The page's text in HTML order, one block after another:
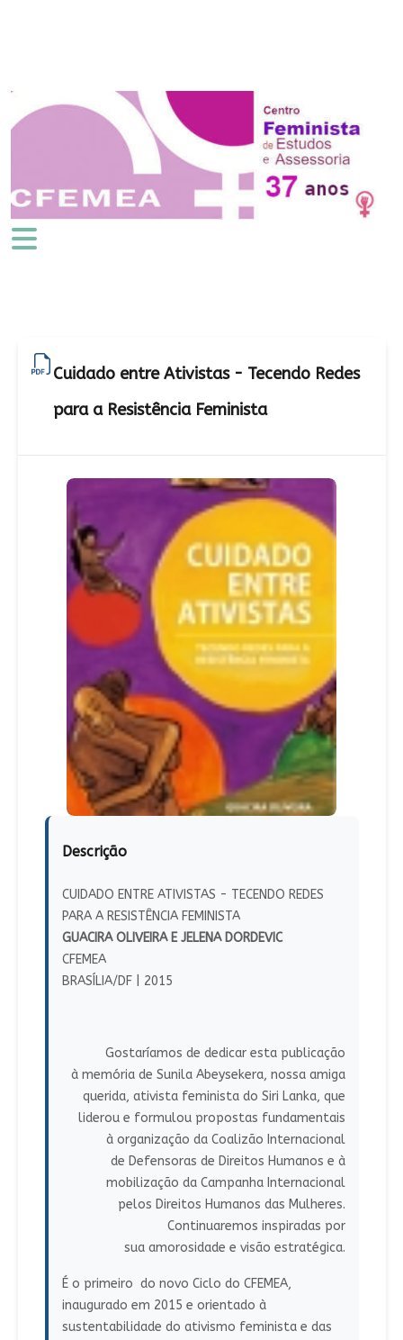
Cuidado entre Ativistas - Tecendo Redes
para a Resistência Feminista
Descrição
CUIDADO ENTRE ATIVISTAS - TECENDO REDES
PARA A RESISTÊNCIA FEMINISTA
GUACIRA OLIVEIRA E JELENA DORDEVIC
CFEMEA
BRASÍLIA/DF | 2015
Gostaríamos de dedicar esta publicação
à memória de Sunila Abeysekera, nossa amiga
querida, ativista feminista do Siri Lanka, que
liderou e formulou propostas fundamentais
à organização da Coalizão Internacional
de Defensoras de Direitos Humanos e à
mobilização da Campanha Internacional
pelos Direitos Humanos das Mulheres.
Continuaremos inspiradas por
sua amorosidade e visão estratégica.
É o primeiro do novo Ciclo do CFEMEA,
inaugurado em 2015 e orientado à
sustentabilidade do ativismo feminista e das